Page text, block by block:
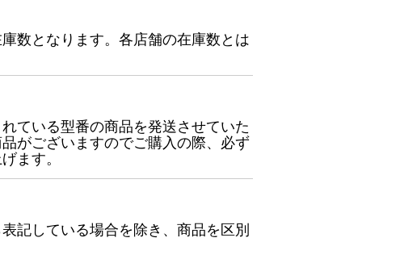
数となります。各店舗の在庫数とは
ている型番の商品を発送させていた
がございますのでご購入の際、必ず
ます。
記している場合を除き、商品を区別